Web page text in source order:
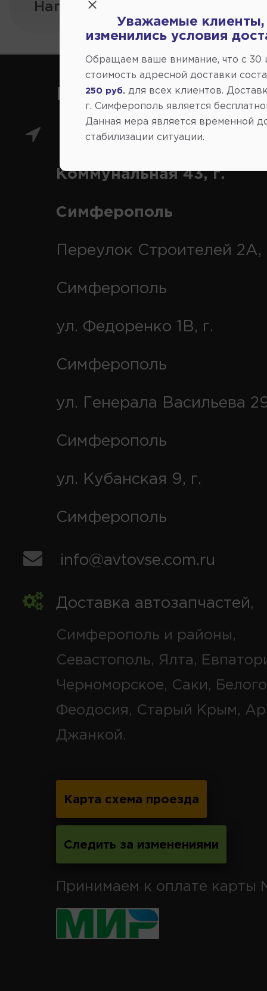
Напишите нам:
Как нас найти
Главный магазин: ул.
Коммунальная 43, г.
Симферополь
Переулок Строителей 2А,
Симферополь
ул. Федоренко 1В, г.
Симферополь
ул. Генерала Васильева
Симферополь
ул. Кубанская 9, г.
Симферополь
info@avtovse.com.ru
Доставка автозапчастей,
Симферополь и районы,
Севастополь, Ялта,
Черноморское, Саки,
Феодосия, Старый Крым,
Джанкой.
Карта схема проезда
Следить за изменениями
Принимаем к оплате карты
Уважаемые клиенты,
изменились условия
Обращаем ваше внимание, что c 30
стоимость адресной доставки
250 руб.
для всех клиентов.
г. Симферополь является
Данная мера является временной
стабилизации ситуации.